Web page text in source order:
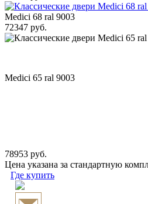
Medici 68 ral 9003
72347 руб.
Medici 65 ral 9003
78953 руб.
Цена указана за стандартную
Где купить